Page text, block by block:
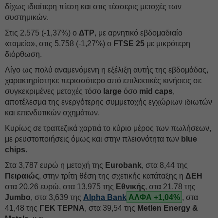
δίχως ιδιαίτερη πίεση και στις τέσσερις μετοχές των
συστημικών.
Στις 2.575 (-1,37%) ο ΔΤΡ, με αρνητικό εβδομαδιαίο
«ταμείο», στις 5.758 (-1,27%) ο FTSE 25 με μικρότερη
διόρθωση.
Λίγο ως πολύ αναμενόμενη η εξέλιξη αυτής της εβδομάδας,
χαρακτηρίστηκε περισσότερο από επιλεκτικές κινήσεις σε
συγκεκριμένες μετοχές τόσο large όσο mid caps,
αποτέλεσμα της ενεργότερης συμμετοχής εγχώριων ιδιωτών
και επενδυτικών σχημάτων.
Κυρίως σε τραπεζικά χαρτιά το κύριο μέρος των πωλήσεων,
με ρευστοποιήσεις όμως και στην πλειονότητα των blue
chips.
Στα 3,787 ευρώ η μετοχή της Eurobank, στα 8,44 της
Πειραιώς, στην τρίτη θέση της σχετικής κατάταξης η ΔΕΗ
στα 20,26 ευρώ, στα 13,975 της Εθνικής, στα 21,78 της
Jumbo, στα 3,639 της Alpha Bank ΑΛΦΑ +1,04% , στα
41,48 της ΓΕΚ ΤΕΡΝΑ, στα 39,54 της Metlen Energy &